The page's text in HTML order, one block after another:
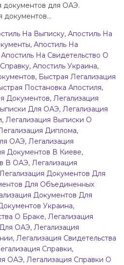
документов для ОАЭ.
документов...
На Выписку, Апостиль На
, Апостиль На
Апостиль На Свидетельство О
, Апостиль Украина,
, Быстрая Легализация
Постановка Апостиля,
Документов, Легализация
Для ОАЭ, Легализация
, Легализация Выписки О
Диплома,
ОАЭ, Легализация
Документов В Киеве,
В ОАЭ, Легализация
Документов Для
Для Объединенных
Документов Для
Украина,
О Браке, Легализация
ОАЭ, Легализация
, Легализация Свидетельства
Справки,
ОАЭ, Легализация Справки О